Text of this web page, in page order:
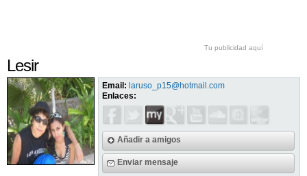
Tu publicidad aquí
Lesir
Email: laruso_p15@hotmail.com
Enlaces:
Añadir a amigos
Enviar mensaje